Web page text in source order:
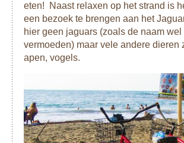
eten! Naast relaxen op het strand is
een bezoek te brengen aan het
hier geen jaguars (zoals de naam wel
vermoeden) maar vele andere dieren
apen, vogels.